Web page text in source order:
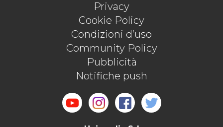
Privacy
Cookie Policy
Condizioni d’uso
Community Policy
Pubblicità
Notifiche push